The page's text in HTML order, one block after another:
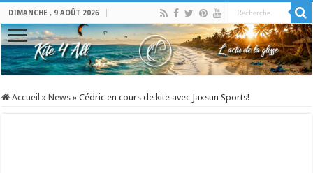
DIMANCHE , 9 AOÛT 2026
Accueil » News » Cédric en cours de kite avec Jaxsun Sports!